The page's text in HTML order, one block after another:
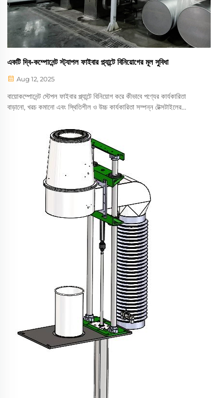
একটি দ্বি-কম্পোনেন্ট স্ট্যাপল ফাইবার প্ল্যান্টে বিনিয়োগের মূল সুবিধা
Aug 12, 2025
বায়োকম্পোনেন্ট স্টেপল ফাইবার প্ল্যান্টে বিনিয়োগ করে কীভাবে পণ্যের কার্যকারিতা
বাড়ানো, খরচ কমানো এবং স্থিতিশীল ও উচ্চ কার্যকারিতা সম্পন্ন টেক্সটাইলের